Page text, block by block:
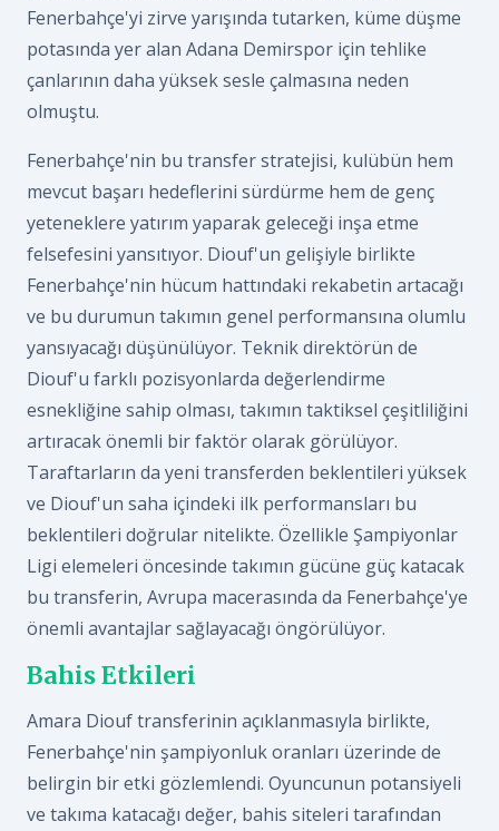
Fenerbahçe'yi zirve yarışında tutarken, küme düşme
potasında yer alan Adana Demirspor için tehlike
çanlarının daha yüksek sesle çalmasına neden
olmuştu.
Fenerbahçe'nin bu transfer stratejisi, kulübün hem
mevcut başarı hedeflerini sürdürme hem de genç
yeteneklere yatırım yaparak geleceği inşa etme
felsefesini yansıtıyor. Diouf'un gelişiyle birlikte
Fenerbahçe'nin hücum hattındaki rekabetin artacağı
ve bu durumun takımın genel performansına olumlu
yansıyacağı düşünülüyor. Teknik direktörün de
Diouf'u farklı pozisyonlarda değerlendirme
esnekliğine sahip olması, takımın taktiksel çeşitliliğini
artıracak önemli bir faktör olarak görülüyor.
Taraftarların da yeni transferden beklentileri yüksek
ve Diouf'un saha içindeki ilk performansları bu
beklentileri doğrular nitelikte. Özellikle Şampiyonlar
Ligi elemeleri öncesinde takımın gücüne güç katacak
bu transferin, Avrupa macerasında da Fenerbahçe'ye
önemli avantajlar sağlayacağı öngörülüyor.
Bahis Etkileri
Amara Diouf transferinin açıklanmasıyla birlikte,
Fenerbahçe'nin şampiyonluk oranları üzerinde de
belirgin bir etki gözlemlendi. Oyuncunun potansiyeli
ve takıma katacağı değer, bahis siteleri tarafından